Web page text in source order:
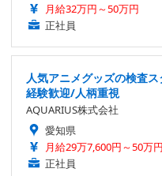
月給32万円～50万円
正社員
人気アニメグッズの検査
経験歓迎/人柄重視
AQUARIUS株式会社
愛知県
月給29万7,600円～50万円
正社員